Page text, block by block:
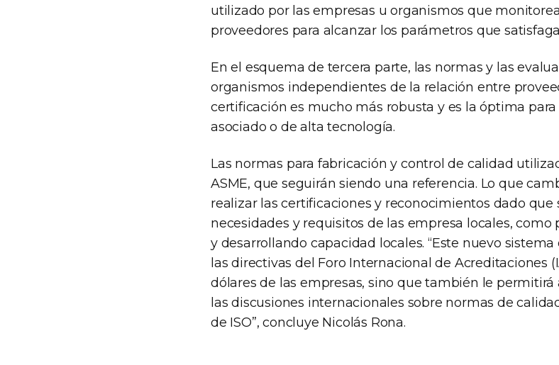
utilizado por las empresas u organismos que
proveedores para alcanzar los parámetros que
En el esquema de tercera parte, las normas y las
organismos independientes de la relación entre
certificación es mucho más robusta y es la óptima
asociado o de alta tecnología.
Las normas para fabricación y control de calidad
ASME, que seguirán siendo una referencia. Lo que
realizar las certificaciones y reconocimientos dado que
necesidades y requisitos de las empresa locales,
y desarrollando capacidad locales. “Este nuevo
las directivas del Foro Internacional de Acreditaciones
dólares de las empresas, sino que también le
las discusiones internacionales sobre normas de
de ISO”, concluye Nicolás Rona.